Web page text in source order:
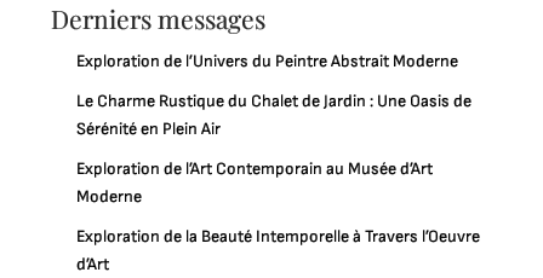
Derniers messages
Exploration de l’Univers du Peintre Abstrait Moderne
Le Charme Rustique du Chalet de Jardin : Une Oasis de
Sérénité en Plein Air
Exploration de l’Art Contemporain au Musée d’Art
Moderne
Exploration de la Beauté Intemporelle à Travers l’Oeuvre
d’Art